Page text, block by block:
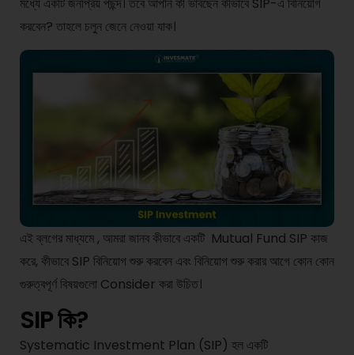
করবেন? তাহলে চলুন জেনে নেওয়া যাক।
এই ব্লগের মাধ্যমে , আমরা জানব কীভাবে একটি Mutual Fund SIP কাজ
করে, কীভাবে SIP বিনিয়োগ শুরু করবেন এবং বিনিয়োগ শুরু করার আগে কোন কোন
গুরুত্বপূর্ণ বিষয়গুলো Consider করা উচিত।
SIP কি?
Systematic Investment Plan (SIP) হল একটি